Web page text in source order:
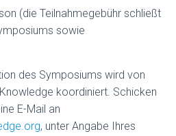
(die Teilnahmegebühr schließt
sowie
des Symposiums wird von
koordiniert. Schicken
E-Mail an
, unter Angabe Ihres